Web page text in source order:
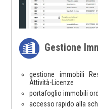
Gestione
gestione immobili
Attività-Licenze
portafoglio immobili
accesso rapido alla